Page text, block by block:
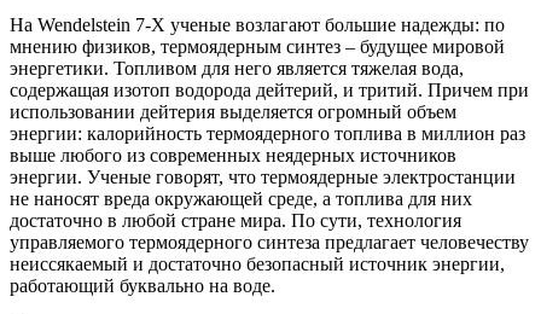
На Wendelstein 7-X ученые возлагают большие надежды: по
мнению физиков, термоядерным синтез – будущее мировой
энергетики. Топливом для него является тяжелая вода,
содержащая изотоп водорода дейтерий, и тритий. Причем при
использовании дейтерия выделяется огромный объем
энергии: калорийность термоядерного топлива в миллион раз
выше любого из современных неядерных источников
энергии. Ученые говорят, что термоядерные электростанции
не наносят вреда окружающей среде, а топлива для них
достаточно в любой стране мира. По сути, технология
управляемого термоядерного синтеза предлагает человечеству
неиссякаемый и достаточно безопасный источник энергии,
работающий буквально на воде.